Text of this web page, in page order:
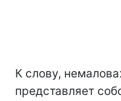
К слову,
представляет